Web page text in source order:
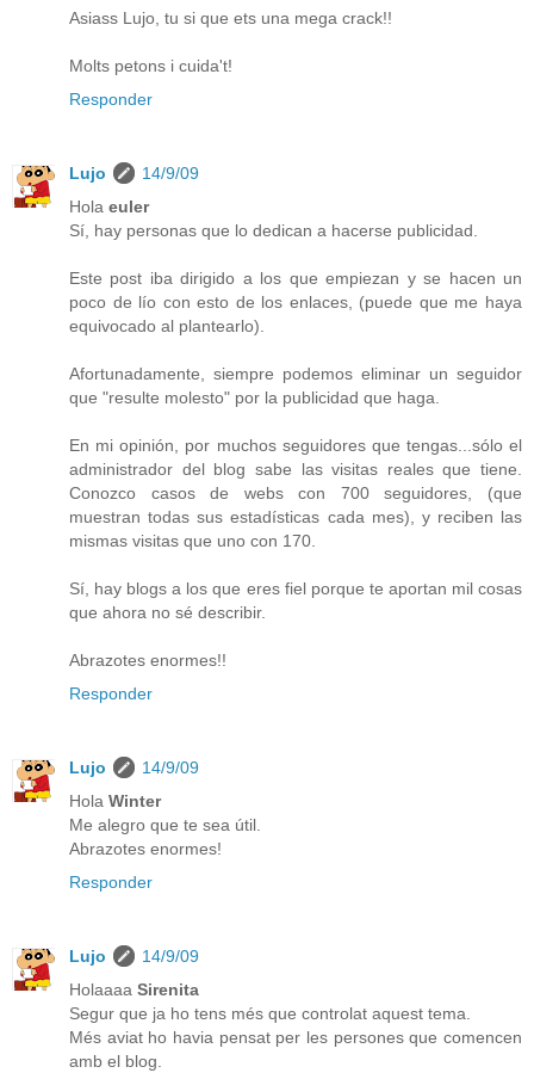
Asiass Lujo, tu si que ets una mega crack!!
Molts petons i cuida't!
Responder
Lujo
14/9/09
Hola euler
Sí, hay personas que lo dedican a hacerse publicidad.
Este post iba dirigido a los que empiezan y se hacen un
poco de lío con esto de los enlaces, (puede que me haya
equivocado al plantearlo).
Afortunadamente, siempre podemos eliminar un seguidor
que "resulte molesto" por la publicidad que haga.
En mi opinión, por muchos seguidores que tengas...sólo el
administrador del blog sabe las visitas reales que tiene.
Conozco casos de webs con 700 seguidores, (que
muestran todas sus estadísticas cada mes), y reciben las
mismas visitas que uno con 170.
Sí, hay blogs a los que eres fiel porque te aportan mil cosas
que ahora no sé describir.
Abrazotes enormes!!
Responder
Lujo
14/9/09
Hola Winter
Me alegro que te sea útil.
Abrazotes enormes!
Responder
Lujo
14/9/09
Holaaaa Sirenita
Segur que ja ho tens més que controlat aquest tema.
Més aviat ho havia pensat per les persones que comencen
amb el blog.